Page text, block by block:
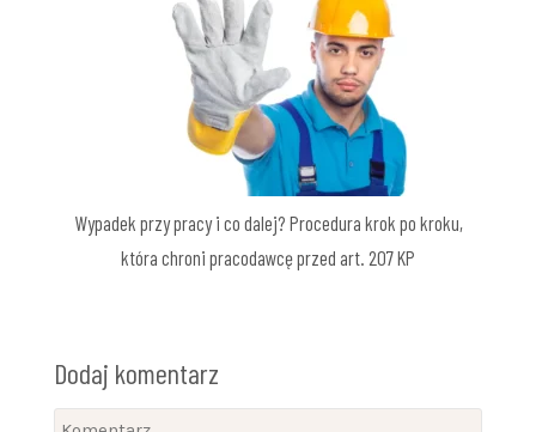
Wypadek przy pracy i co dalej? Procedura krok po kroku,
która chroni pracodawcę przed art. 207 KP
Dodaj komentarz